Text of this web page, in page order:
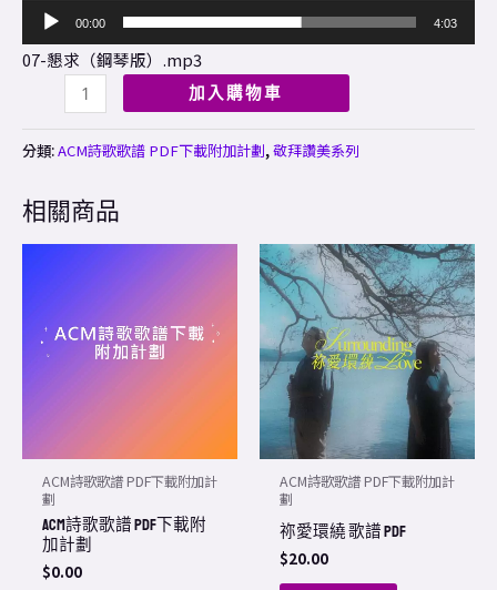
訊
播
器
00:00 4:03
07-懇求（鋼琴版）.mp3
加入購物車
分類:ACM詩歌歌譜 PDF下載附加計劃,敬拜讚美系列
相關商品
ACM詩歌歌譜 PDF下載附加計
劃
ACM詩歌歌譜 PDF下載附
加計劃
$0.00
ACM詩歌歌譜 PDF下載附加計
劃
祢愛環繞 歌譜 PDF
$20.00